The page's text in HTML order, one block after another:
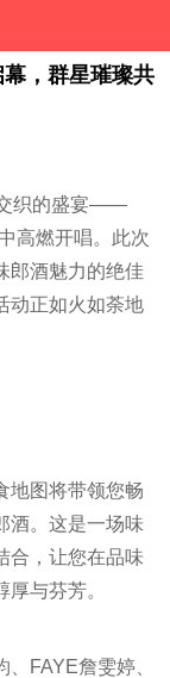
，群星璀璨共
交织的盛宴——
高燃开唱。此次
郎酒魅力的绝佳
动正如火如荼地
地图将带领您畅
酒。这是一场味
合，让您在品味
与芬芳。
FAYE詹雯婷、